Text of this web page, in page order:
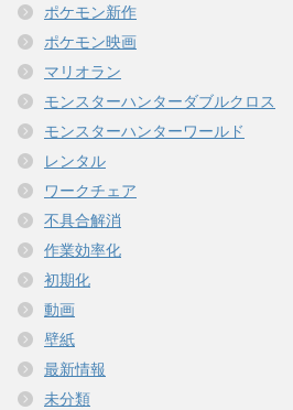
ポケモン新作
ポケモン映画
マリオラン
モンスターハンターダブルクロス
モンスターハンターワールド
レンタル
ワークチェア
不具合解消
作業効率化
初期化
動画
壁紙
最新情報
未分類